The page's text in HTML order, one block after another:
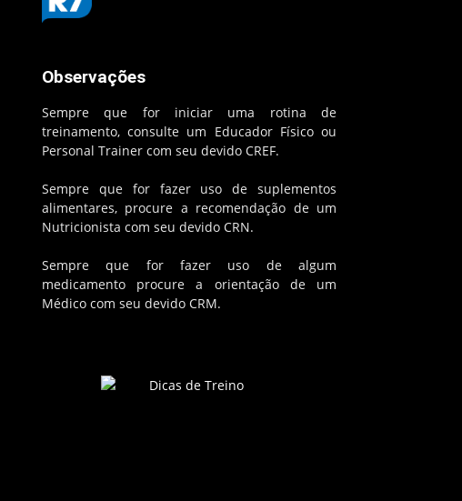
Observações
Sempre que for iniciar uma rotina de
treinamento, consulte um Educador Físico ou
Personal Trainer com seu devido CREF.
Sempre que for fazer uso de suplementos
alimentares, procure a recomendação de um
Nutricionista com seu devido CRN.
Sempre que for fazer uso de algum
medicamento procure a orientação de um
Médico com seu devido CRM.